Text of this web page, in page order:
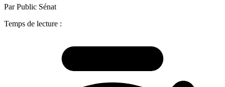
Par Public Sénat
Temps de lecture :